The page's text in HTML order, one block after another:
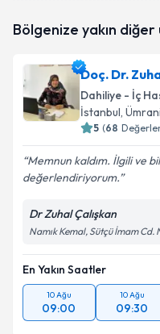
Bölgenize yakın
Doç. Dr.
Dahiliye - İç
İstanbul,
5 (68
Memnun kaldım. İlgili ve
değerlendiriyorum.
Dr Zuhal Çalışkan
Namık Kemal, Sütçü İmam Cd.
En Yakın Saatler
10 Ağu
09:00
10 Ağu
09:30